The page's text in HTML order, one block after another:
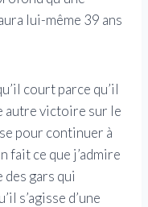
lui-même 39 ans
court parce qu’il
autre victoire sur le
pour continuer à
fait ce que j’admire
gars qui
s’agisse d’une